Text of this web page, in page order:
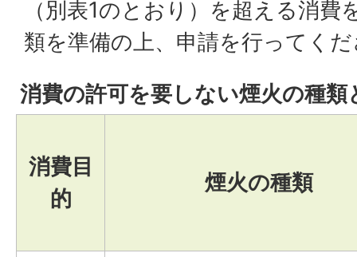
（別表1のとおり）を超える消費
類を準備の上、申請を行ってく
消費の許可を要しない煙火の種類
消費目
的
煙火の種類